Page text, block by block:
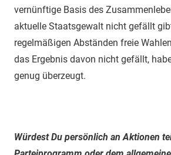
vernünftige Basis des
aktuelle Staatsgewalt nicht gefällt
regelmäßigen Abständen freie
das Ergebnis davon nicht gefällt,
genug überzeugt.
Würdest Du persönlich an Aktionen